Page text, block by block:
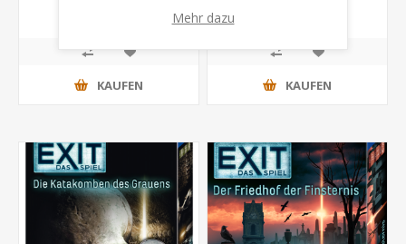
KAUFEN KAUFEN
Mehr dazu